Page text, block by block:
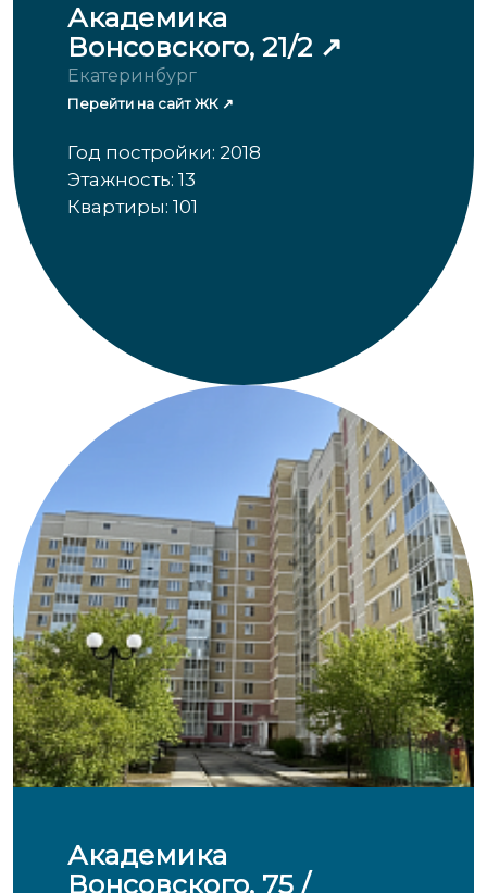
Академика
Вонсовского, 21/2
Екатеринбург
Перейти на сайт ЖК
Год постройки: 2018
Этажность: 13
Квартиры: 101
Академика
Вонсовского, 75 /